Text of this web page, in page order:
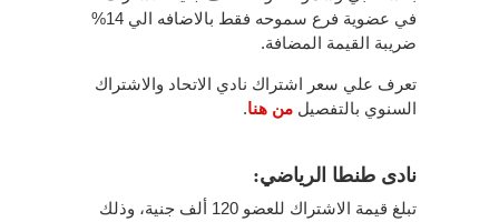
في عضوية فرع سموحه فقط بالاضافه الي 14%
ضريبة القيمة المضافة.
تعرف علي سعر اشتراك نادي الاتحاد والاشتراك
السنوي بالتفصيل من هنا.
نادى طنطا الرياضي:
تبلغ قيمة الاشتراك للعضو 120 ألف جنية، وذلك